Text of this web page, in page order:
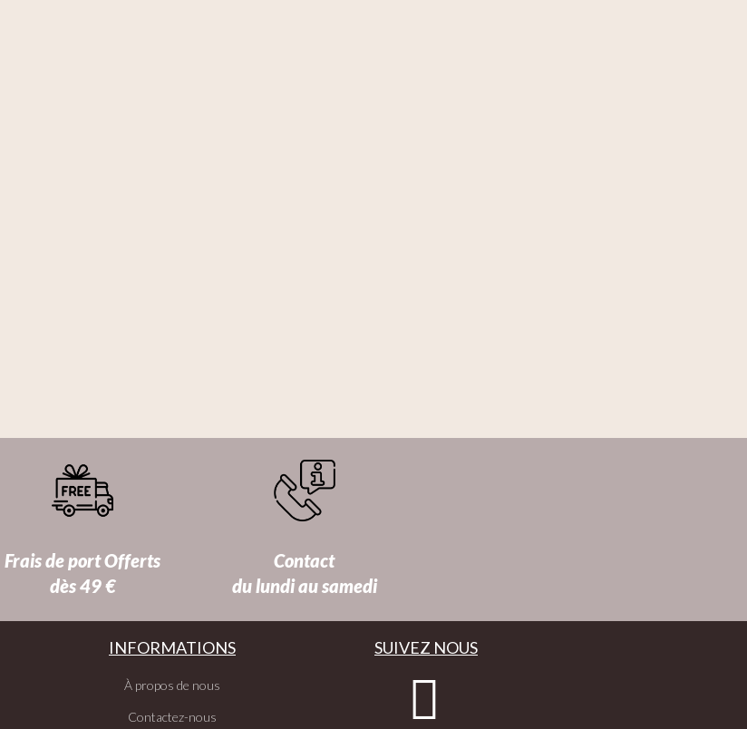
Frais de port Offerts
dès 49 €
Contact
du lundi au samedi
INFORMATIONS
À propos de nous
Contactez-nous
SUIVEZ NOUS